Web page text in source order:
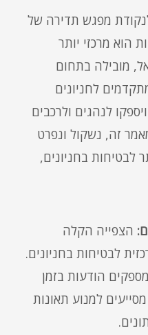
מפגש תדירה של
הוא מרכזי יותר
מובילה בתחום
לחניונים
לנהגים ולרכבים
זה, נשקול ונפרט
לבטיחות בחניונים,
הצפייה הקלה
לבטיחות בחניונים.
הודעות בזמן
למנוע תאונות